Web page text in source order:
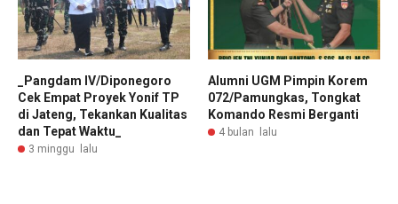
_Pangdam IV/Diponegoro
Cek Empat Proyek Yonif TP
di Jateng, Tekankan Kualitas
dan Tepat Waktu_
3 minggu lalu
Alumni UGM Pimpin Korem
072/Pamungkas, Tongkat
Komando Resmi Berganti
4 bulan lalu